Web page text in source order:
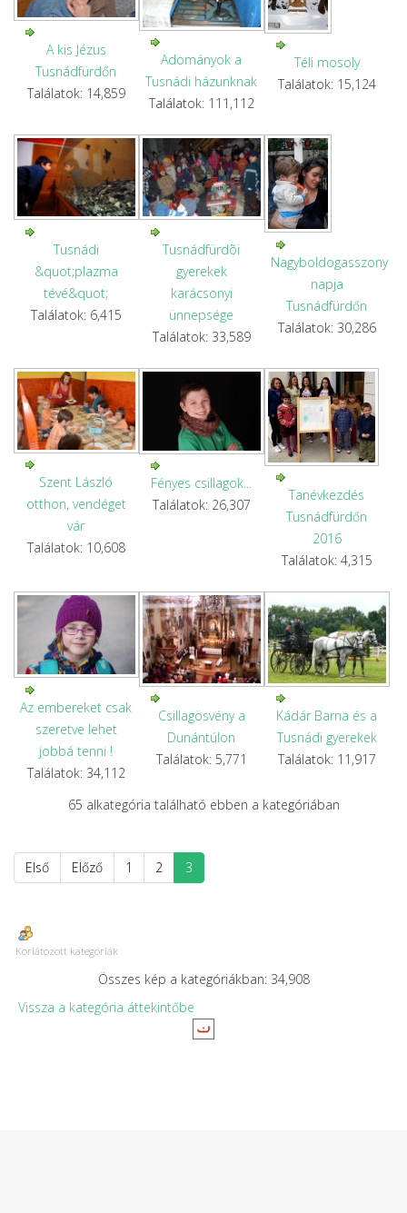
A kis Jézus
Tusnádfürdőn
Találatok: 14,859
Adományok a
Tusnádi házunknak
Találatok: 111,112
Téli mosoly
Találatok: 15,124
Tusnádi
&quot;plazma
tévé&quot;
Találatok: 6,415
Tusnádfürdõi
gyerekek
karácsonyi
ünnepsége
Találatok: 33,589
Nagyboldogasszony
napja
Tusnádfürdőn
Találatok: 30,286
Szent László
otthon, vendéget
vár
Találatok: 10,608
Fényes csillagok...
Találatok: 26,307
Tanévkezdés
Tusnádfürdőn
2016
Találatok: 4,315
Az embereket csak
szeretve lehet
jobbá tenni !
Találatok: 34,112
Csillagösvény a
Dunántúlon
Találatok: 5,771
Kádár Barna és a
Tusnádi gyerekek
Találatok: 11,917
65 alkategória található ebben a kategóriában
Első Előző 1 2 3
Korlátozott kategóriák
Összes kép a kategóriákban: 34,908
Vissza a kategória áttekintőbe